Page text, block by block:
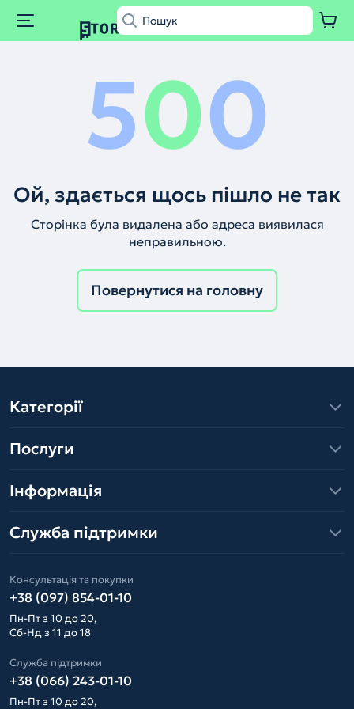
500
Ой, здається щось пішло не так
Сторінка була видалена або адреса виявилася
неправильною.
Повернутися на головну
Категорії
Послуги
Інформація
Служба підтримки
Консультація та покупки
+38 (097) 854-01-10
Пн-Пт з 10 до 20,
Сб-Нд з 11 до 18
Служба підтримки
+38 (066) 243-01-10
Пн-Пт з 10 до 20,